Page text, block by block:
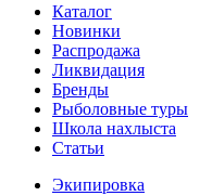
Каталог
Новинки
Распродажа
Ликвидация
Бренды
Рыболовные туры
Школа нахлыста
Статьи
Экипировка